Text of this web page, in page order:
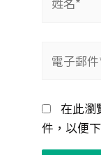
名
件
*
在此瀏
件，以便